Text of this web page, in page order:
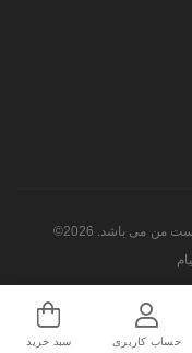
می باشد. 2026©
حساب کاربری سبد خرید